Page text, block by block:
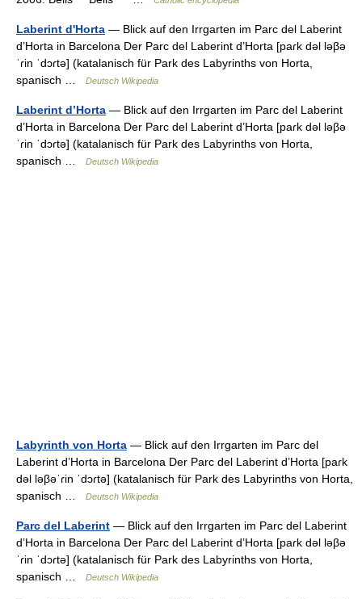
Laberint d'Horta — Blick auf den Irrgarten im Parc del Laberint
d’Horta in Barcelona Der Parc del Laberint d’Horta [paɾk dəl ləβə
ˈɾin ˈdɔɾtə] (katalanisch für Park des Labyrinths von Horta,
spanisch …
Deutsch Wikipedia
Laberint d’Horta — Blick auf den Irrgarten im Parc del Laberint
d’Horta in Barcelona Der Parc del Laberint d’Horta [paɾk dəl ləβə
ˈɾin ˈdɔɾtə] (katalanisch für Park des Labyrinths von Horta,
spanisch …
Deutsch Wikipedia
Labyrinth von Horta — Blick auf den Irrgarten im Parc del
Laberint d’Horta in Barcelona Der Parc del Laberint d’Horta [paɾk
dəl ləβəˈɾin ˈdɔɾtə] (katalanisch für Park des Labyrinths von Horta,
spanisch …
Deutsch Wikipedia
Parc del Laberint — Blick auf den Irrgarten im Parc del Laberint
d’Horta in Barcelona Der Parc del Laberint d’Horta [paɾk dəl ləβə
ˈɾin ˈdɔɾtə] (katalanisch für Park des Labyrinths von Horta,
spanisch …
Deutsch Wikipedia